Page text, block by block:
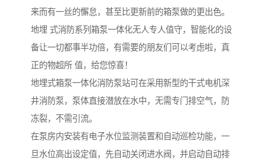
来而有一丝的懈怠，甚至比更新前的箱泵做的更出色。
地埋 式消防系列箱泵一体化无人专人值守，智能化的设
备让一切都事半功倍，有需要的朋友们可以考虑啦，真
正的物超所 值，给您惊喜！
地埋式箱泵一体化消防泵站可在采用新型的干式电机深
井消防泵，泵体直接潜放在水中，无需专门排空气，防
冻裂，不需引流。
在泵房内安装有电子水位监测装置和自动巡检功能，一
旦水位高出设定值，先自动关闭进水阀，并启动自动排